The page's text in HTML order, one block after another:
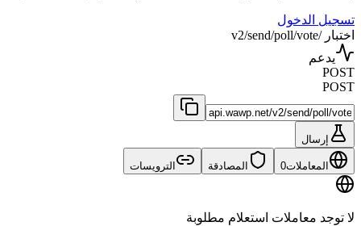
تسجيل الدخول
اختبار /v2/send/poll/vote
يدعم
POST
POST
إرسال
المعاملات0 المصادقة الترويسات
لا توجد معاملات استعلام مطلوبة